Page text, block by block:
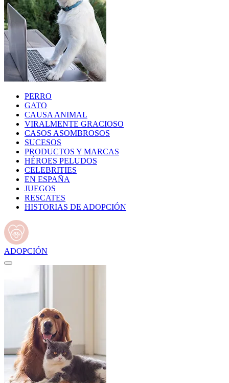
PERRO
GATO
CAUSA ANIMAL
VIRALMENTE GRACIOSO
CASOS ASOMBROSOS
SUCESOS
PRODUCTOS Y MARCAS
HÉROES PELUDOS
CELEBRITIES
EN ESPAÑA
JUEGOS
RESCATES
HISTORIAS DE ADOPCIÓN
ADOPCIÓN